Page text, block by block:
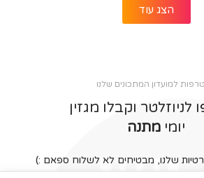
הצג עוד
למועדון המתכונים שלנו
לניוזלטר וקבלו מגזין
יומי מתנה
שלנו, מבטיחים לא לשלוח ספאם :)